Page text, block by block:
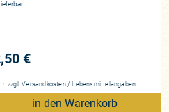
sich historische
ihren rund 120 Hektar
der Bevölkerung in der
Folge. Doch die Zeiten ändern
€
・ zzgl.Versandkosten / Lebensmittelangaben
in den Warenkorb